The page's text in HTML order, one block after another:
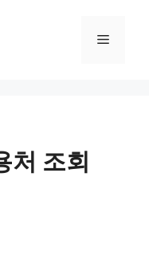
메
처 조회